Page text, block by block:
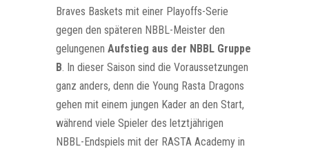
Braves Baskets mit einer Playoffs-Serie
gegen den späteren NBBL-Meister den
gelungenen Aufstieg aus der NBBL Gruppe
B. In dieser Saison sind die Voraussetzungen
ganz anders, denn die Young Rasta Dragons
gehen mit einem jungen Kader an den Start,
während viele Spieler des letztjährigen
NBBL-Endspiels mit der RASTA Academy in